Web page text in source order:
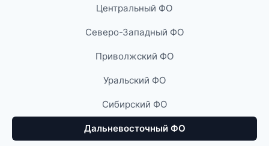
Центральный ФО
Северо-Западный ФО
Приволжский ФО
Уральский ФО
Сибирский ФО
Дальневосточный ФО